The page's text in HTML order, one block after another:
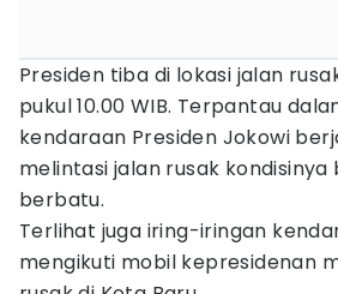
Presiden tiba di lokasi jalan
pukul 10.00 WIB. Terpantau
kendaraan Presiden Jokowi
melintasi jalan rusak
berbatu.
Terlihat juga iring-iringan
mengikuti mobil kepresidenan